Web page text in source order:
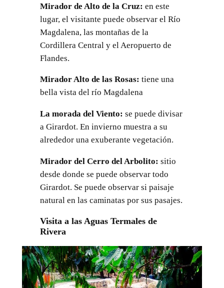
Mirador de Alto de la Cruz: en este
lugar, el visitante puede observar el Río
Magdalena, las montañas de la
Cordillera Central y el Aeropuerto de
Flandes.
Mirador Alto de las Rosas: tiene una
bella vista del río Magdalena
La morada del Viento: se puede divisar
a Girardot. En invierno muestra a su
alrededor una exuberante vegetación.
Mirador del Cerro del Arbolito: sitio
desde donde se puede observar todo
Girardot. Se puede observar si paisaje
natural en las caminatas por sus pasajes.
Visita a las Aguas Termales de
Rivera